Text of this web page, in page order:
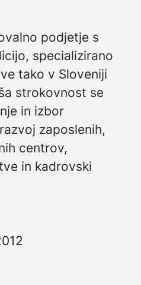
podjetje s
specializirano
tako v Sloveniji
strokovnost se
in izbor
zaposlenih,
centrov,
in kadrovski